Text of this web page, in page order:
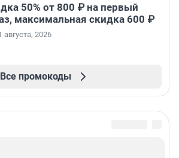
50% от 800 ₽ на первый
максимальная скидка 600 ₽
августа, 2026
Все промокоды